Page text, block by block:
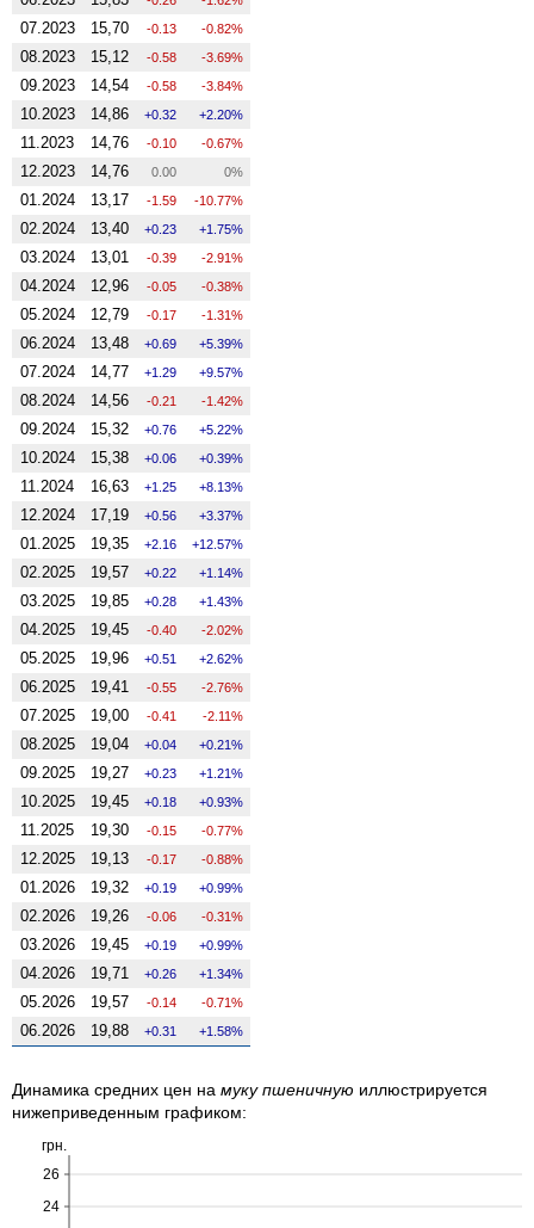
07.2023 15,70 -0.13 -0.82%
08.2023 15,12 -0.58 -3.69%
09.2023 14,54 -0.58 -3.84%
10.2023 14,86 0.32 2.20%
11.2023 14,76 -0.10 -0.67%
12.2023 14,76 0.00 0%
01.2024 13,17 -1.59 -10.77%
02.2024 13,40 0.23 1.75%
03.2024 13,01 -0.39 -2.91%
04.2024 12,96 -0.05 -0.38%
05.2024 12,79 -0.17 -1.31%
06.2024 13,48 0.69 5.39%
07.2024 14,77 1.29 9.57%
08.2024 14,56 -0.21 -1.42%
09.2024 15,32 0.76 5.22%
10.2024 15,38 0.06 0.39%
11.2024 16,63 1.25 8.13%
12.2024 17,19 0.56 3.37%
01.2025 19,35 2.16 12.57%
02.2025 19,57 0.22 1.14%
03.2025 19,85 0.28 1.43%
04.2025 19,45 -0.40 -2.02%
05.2025 19,96 0.51 2.62%
06.2025 19,41 -0.55 -2.76%
07.2025 19,00 -0.41 -2.11%
08.2025 19,04 0.04 0.21%
09.2025 19,27 0.23 1.21%
10.2025 19,45 0.18 0.93%
11.2025 19,30 -0.15 -0.77%
12.2025 19,13 -0.17 -0.88%
01.2026 19,32 0.19 0.99%
02.2026 19,26 -0.06 -0.31%
03.2026 19,45 0.19 0.99%
04.2026 19,71 0.26 1.34%
05.2026 19,57 -0.14 -0.71%
06.2026 19,88 0.31 1.58%
Динамика средних цен на муку пшеничную иллюстрируется
нижеприведенным графиком:
24
26
грн.